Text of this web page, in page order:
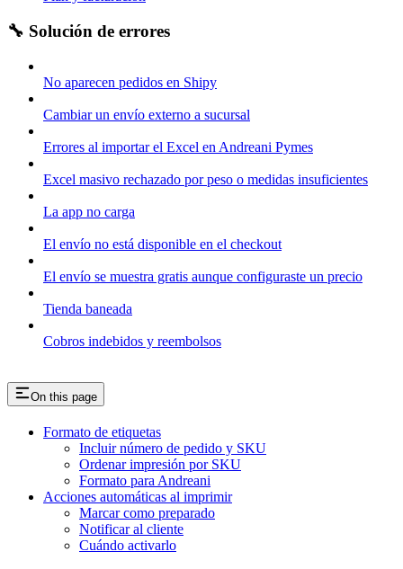
🔧 Solución de errores
No aparecen pedidos en Shipy
Cambiar un envío externo a sucursal
Errores al importar el Excel en Andreani Pymes
Excel masivo rechazado por peso o medidas insuficientes
La app no carga
El envío no está disponible en el checkout
El envío se muestra gratis aunque configuraste un precio
Tienda baneada
Cobros indebidos y reembolsos
On this page
Formato de etiquetas
Incluir número de pedido y SKU
Ordenar impresión por SKU
Formato para Andreani
Acciones automáticas al imprimir
Marcar como preparado
Notificar al cliente
Cuándo activarlo